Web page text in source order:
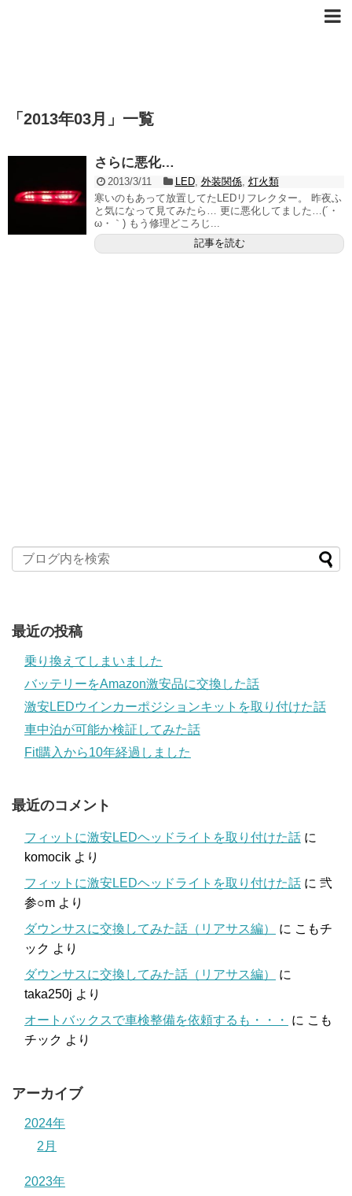
「 2013年03月 」 一覧
さらに悪化…
2013/3/11 LED, 外装関係, 灯火類
寒いのもあって放置してたLEDリフレクター。 昨夜ふ
と気になって見てみたら… 更に悪化してました…(´・
ω・｀) もう修理どころじ...
記事を読む
最近の投稿
乗り換えてしまいました
バッテリーをAmazon激安品に交換した話
激安LEDウインカーポジションキットを取り付けた話
車中泊が可能か検証してみた話
Fit購入から10年経過しました
最近のコメント
フィットに激安LEDヘッドライトを取り付けた話 に
komocik より
フィットに激安LEDヘッドライトを取り付けた話 に 弐
参○m より
ダウンサスに交換してみた話（リアサス編）
に こもチ
ック より
ダウンサスに交換してみた話（リアサス編）
に
taka250j より
オートバックスで車検整備を依頼するも・・・
に こも
チック より
アーカイブ
2024年
2月
2023年